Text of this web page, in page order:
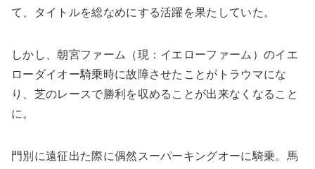
て、タイトルを総なめにする活躍を果たしていた。
しかし、朝宮ファーム（現：イエローファーム）のイエ
ローダイオー騎乗時に故障させたことがトラウマにな
り、芝のレースで勝利を収めることが出来なくなること
に。
門別に遠征出た際に偶然スーパーキングオーに騎乗。馬